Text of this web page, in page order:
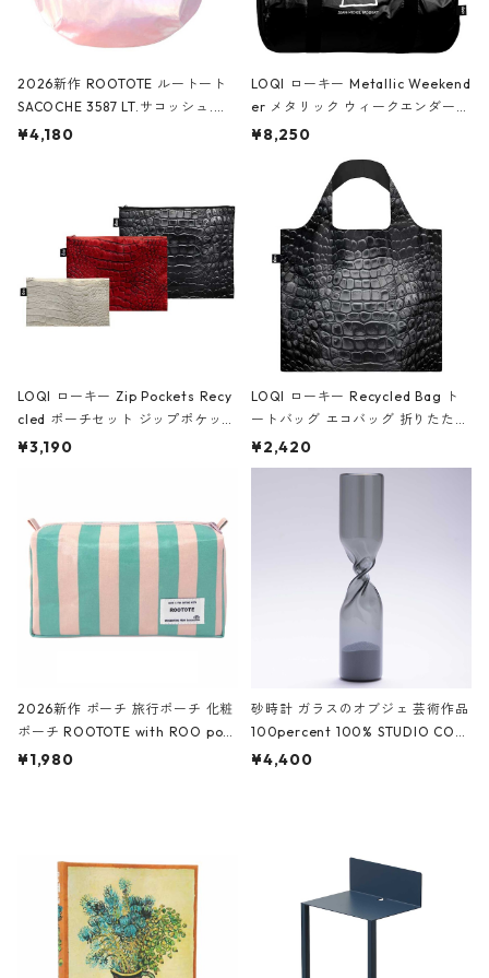
2026新作 ROOTOTE ルートート
SACOCHE 3587 LT.サコッシュ.ル
ミエ-B ショルダーバッグ グロスピ
¥4,180
LOQI ローキー Metallic Weekend
er メタリック ウィークエンダー
ボストンバッグ ショルダーバッグ
Black ジャン=ミッシェル・バスキ
ア/クラウン ブラック
¥8,250
LOQI ローキー Zip Pockets Recy
cled ポーチセット ジップポケット
ファスナーポーチ 撥水加工 トラベ
ーガンディー、オフホワイト
¥3,190
LOQI ローキー Recycled Bag ト
ートバッグ エコバッグ 折りたたみ
大きめ 撥水加工 収納ポーチ CRO
CODILE/Black クロコダイル/ブラ
¥2,420
2026新作 ポーチ 旅行ポーチ 化粧
ポーチ ROOTOTE with ROO pou
ch 3532 ルートート WR.ポーチ.ラ
¥1,980
砂時計 ガラスのオブジェ 芸術作品
100percent 100% STUDIO COH
AKU Timeless 100パーセント ス
¥4,400